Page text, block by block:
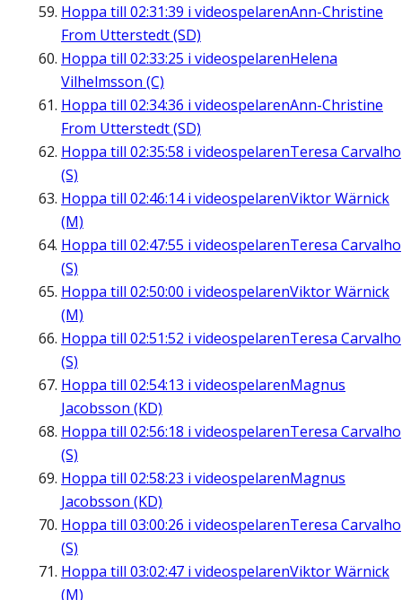
Hoppa till 02:31:39 i videospelarenAnn-Christine
From Utterstedt (SD)
Hoppa till 02:33:25 i videospelarenHelena
Vilhelmsson (C)
Hoppa till 02:34:36 i videospelarenAnn-Christine
From Utterstedt (SD)
Hoppa till 02:35:58 i videospelarenTeresa Carvalho
(S)
Hoppa till 02:46:14i videospelarenViktor Wärnick
(M)
Hoppa till 02:47:55 i videospelarenTeresa Carvalho
(S)
Hoppa till 02:50:00 i videospelarenViktor Wärnick
(M)
Hoppa till 02:51:52 i videospelarenTeresa Carvalho
(S)
Hoppa till 02:54:13 i videospelarenMagnus
Jacobsson (KD)
Hoppa till 02:56:18 i videospelarenTeresa Carvalho
(S)
Hoppa till 02:58:23 i videospelarenMagnus
Jacobsson (KD)
Hoppa till 03:00:26 i videospelarenTeresa Carvalho
(S)
Hoppa till 03:02:47 i videospelarenViktor Wärnick
(M)